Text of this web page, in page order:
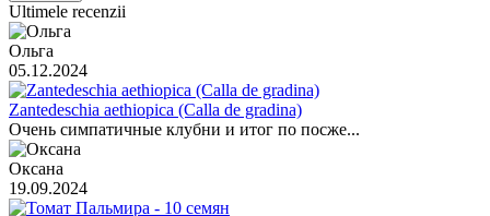
Ultimele recenzii
Ольга
05.12.2024
Zantedeschia aethiopica (Calla de gradina)
Очень симпатичные клубни и итог по посже...
Оксана
19.09.2024